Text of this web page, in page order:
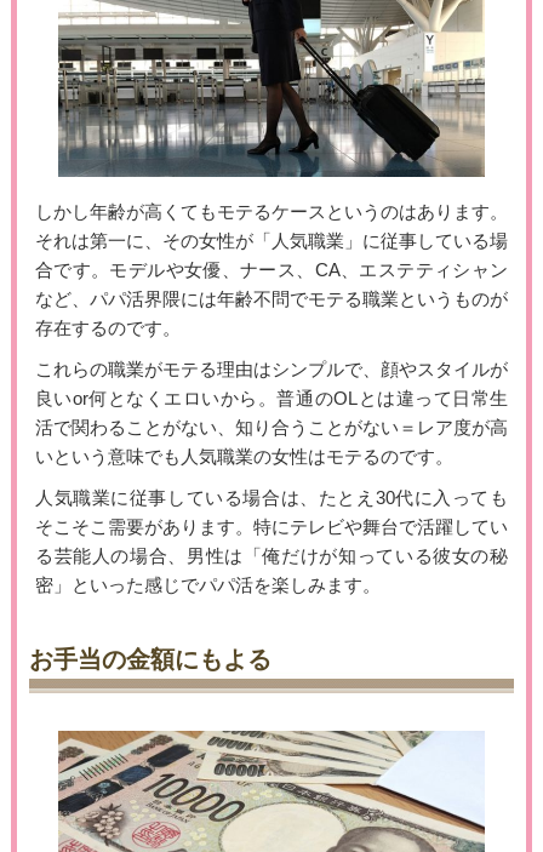
しかし年齢が高くてもモテるケースというのはあります。
それは第一に、その女性が「人気職業」に従事している場
合です。モデルや女優、ナース、CA、エステティシャン
など、パパ活界隈には年齢不問でモテる職業というものが
存在するのです。
これらの職業がモテる理由はシンプルで、顔やスタイルが
良いor何となくエロいから。普通のOLとは違って日常生
活で関わることがない、知り合うことがない＝レア度が高
いという意味でも人気職業の女性はモテるのです。
人気職業に従事している場合は、たとえ30代に入っても
そこそこ需要があります。特にテレビや舞台で活躍してい
る芸能人の場合、男性は「俺だけが知っている彼女の秘
密」といった感じでパパ活を楽しみます。
お手当の金額にもよる